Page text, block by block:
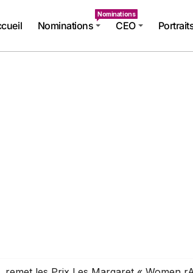
Nominations
Nominations
CEO